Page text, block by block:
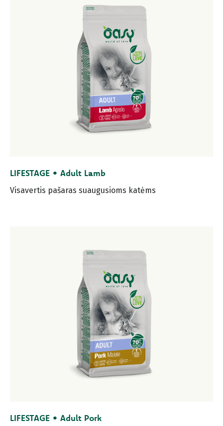
LIFESTAGE • Adult Lamb
Visavertis pašaras suaugusioms katėms
LIFESTAGE • Adult Pork